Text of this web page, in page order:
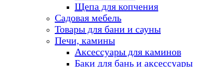
Щепа для копчения
Садовая мебель
Товары для бани и сауны
Печи, камины
Аксессуары для каминов
Баки для бань и аксессуары